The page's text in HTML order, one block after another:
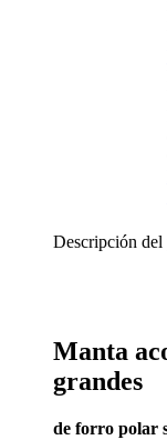
Descripción del
Manta
grandes
de forro polar